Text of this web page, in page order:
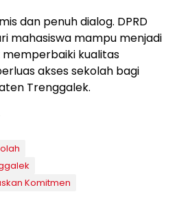
dan penuh dialog. DPRD
mahasiswa mampu menjadi
kualitas
akses sekolah bagi
Trenggalek.
Komitmen